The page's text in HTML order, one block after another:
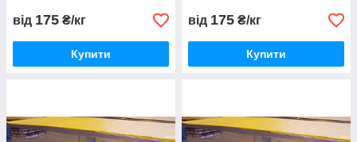
від 175 ₴/кг
Купити
від 175 ₴/кг
Купити